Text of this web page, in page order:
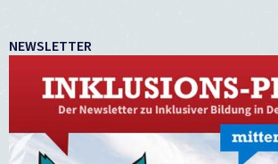
NEWSLETTER